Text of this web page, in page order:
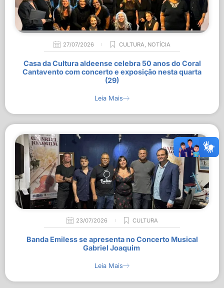
27/07/2026 CULTURA, NOTÍCIA
Casa da Cultura aldeense celebra 50 anos do Coral
Cantavento com concerto e exposição nesta quarta
(29)
Leia Mais
23/07/2026 CULTURA
Banda Emiless se apresenta no Concerto Musical
Gabriel Joaquim
Leia Mais